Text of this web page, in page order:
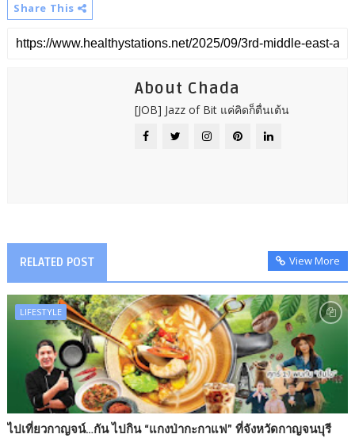
Share This
About Chada
[JOB] Jazz of Bit แค่คิดก็ตื่นเต้น
RELATED POST View More
LIFESTYLE
ไปเที่ยวกาญจน์…กัน ไปกิน “แกงป่ากะกาแฟ” ที่จังหวัดกาญจนบุรี